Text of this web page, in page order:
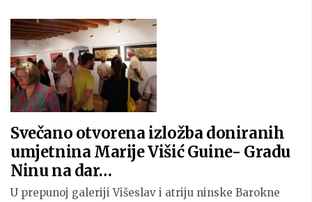
Svečano otvorena izložba doniranih
umjetnina Marije Višić Guine- Gradu
Ninu na dar…
U prepunoj galeriji Višeslav i atriju ninske Barokne